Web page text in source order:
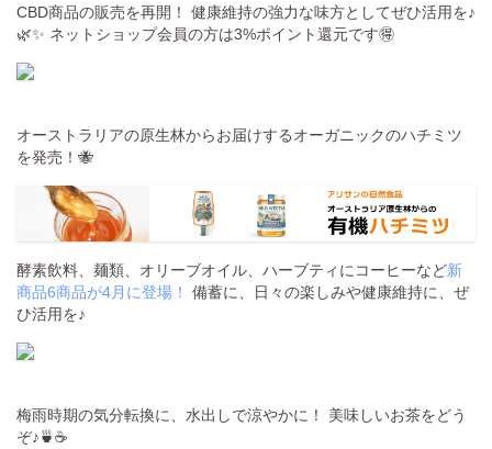
CBD商品の販売を再開！ 健康維持の強力な味方としてぜひ活用を♪
🌿✨ ネットショップ会員の方は3%ポイント還元です🉐
オーストラリアの原生林からお届けするオーガニックのハチミツ
を発売！🐝
酵素飲料、麺類、オリーブオイル、ハーブティにコーヒーなど新
商品6商品が4月に登場！
備蓄に、日々の楽しみや健康維持に、ぜ
ひ活用を♪
梅雨時期の気分転換に、水出しで涼やかに！ 美味しいお茶をどう
ぞ♪🍵☕